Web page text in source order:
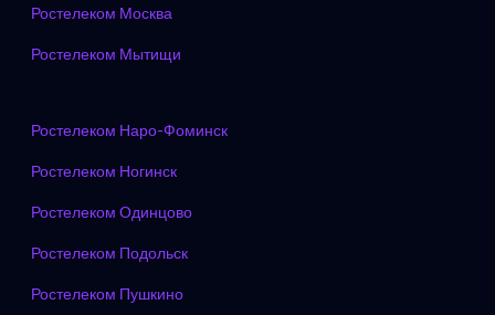
Ростелеком Москва
Ростелеком Мытищи
Ростелеком Наро-Фоминск
Ростелеком Ногинск
Ростелеком Одинцово
Ростелеком Подольск
Ростелеком Пушкино